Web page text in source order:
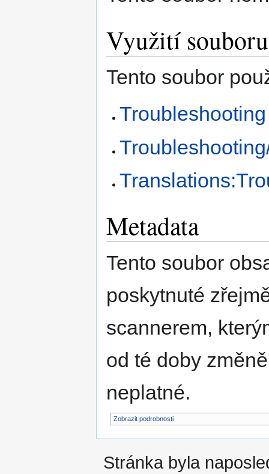
Využití souboru
Tento soubor
Troubleshooting
Metadata
Tento soubor
poskytnuté
scannerem,
od té doby
neplatné.
Zobrazit podrobnosti
Stránka byla